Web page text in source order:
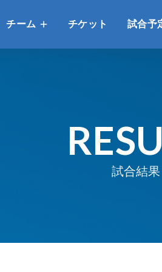
チーム チケット 試合予
試合結果